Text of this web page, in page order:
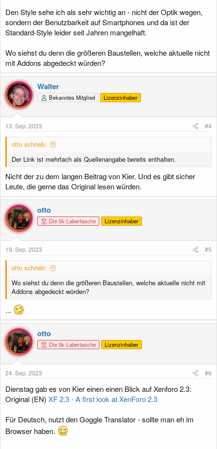
Den Style sehe ich als sehr wichtig an - nicht der Optik wegen,
sondern der Benutzbarkeit auf Smartphones und da ist der
Standard-Style leider seit Jahren mangelhaft.
Wo siehst du denn die größeren Baustellen, welche aktuelle nicht
mit Addons abgedeckt würden?
Walter
Bekanntes Mitglied Lizenzinhaber
13. Sep. 2023 #4
otto schrieb:
Der Link ist mehrfach als Quellenangabe bereits enthalten.
Nicht der zu dem langen Beitrag von Kier. Und es gibt sicher
Leute, die gerne das Original lesen würden.
otto
Die 5k-Labertasche Lizenzinhaber
19. Sep. 2023 #5
otto schrieb:
Wo siehst du denn die größeren Baustellen, welche aktuelle nicht mit
Addons abgedeckt würden?
...
otto
Die 5k-Labertasche Lizenzinhaber
24. Sep. 2023 #6
Dienstag gab es von Kier einen einen Blick auf Xenforo 2.3:
Original (EN) XF 2.3 - A first look at XenForo 2.3
Für Deutsch, nutzt den Goggle Translator - sollte man eh im
Browser haben.